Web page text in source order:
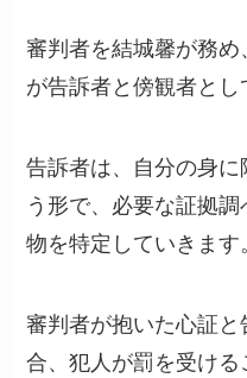
審判者を結城馨が務
が告訴者と傍観者とし
告訴者は、自分の身
う形で、必要な証拠
物を特定していきます
審判者が抱いた心証
合、犯人が罰を受ける